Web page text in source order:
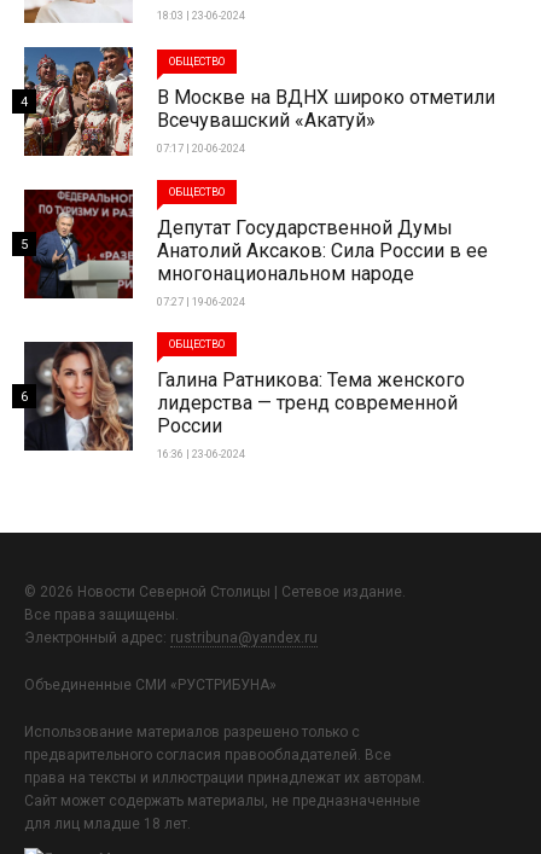
18:03 | 23-06-2024
ОБЩЕСТВО
В Москве на ВДНХ широко отметили
Всечувашский «Акатуй»
07:17 | 20-06-2024
4
ОБЩЕСТВО
Депутат Государственной Думы
Анатолий Аксаков: Сила России в ее
многонациональном народе
07:27 | 19-06-2024
5
ОБЩЕСТВО
Галина Ратникова: Тема женского
лидерства — тренд современной
России
16:36 | 23-06-2024
6
© 2026 Новости Северной Столицы | Сетевое издание.
Все права защищены.
Электронный адрес: rustribuna@yandex.ru
Объединенные СМИ «РУСТРИБУНА»
Использование материалов разрешено только с
предварительного согласия правообладателей. Все
права на тексты и иллюстрации принадлежат их авторам.
Сайт может содержать материалы, не предназначенные
для лиц младше 18 лет.